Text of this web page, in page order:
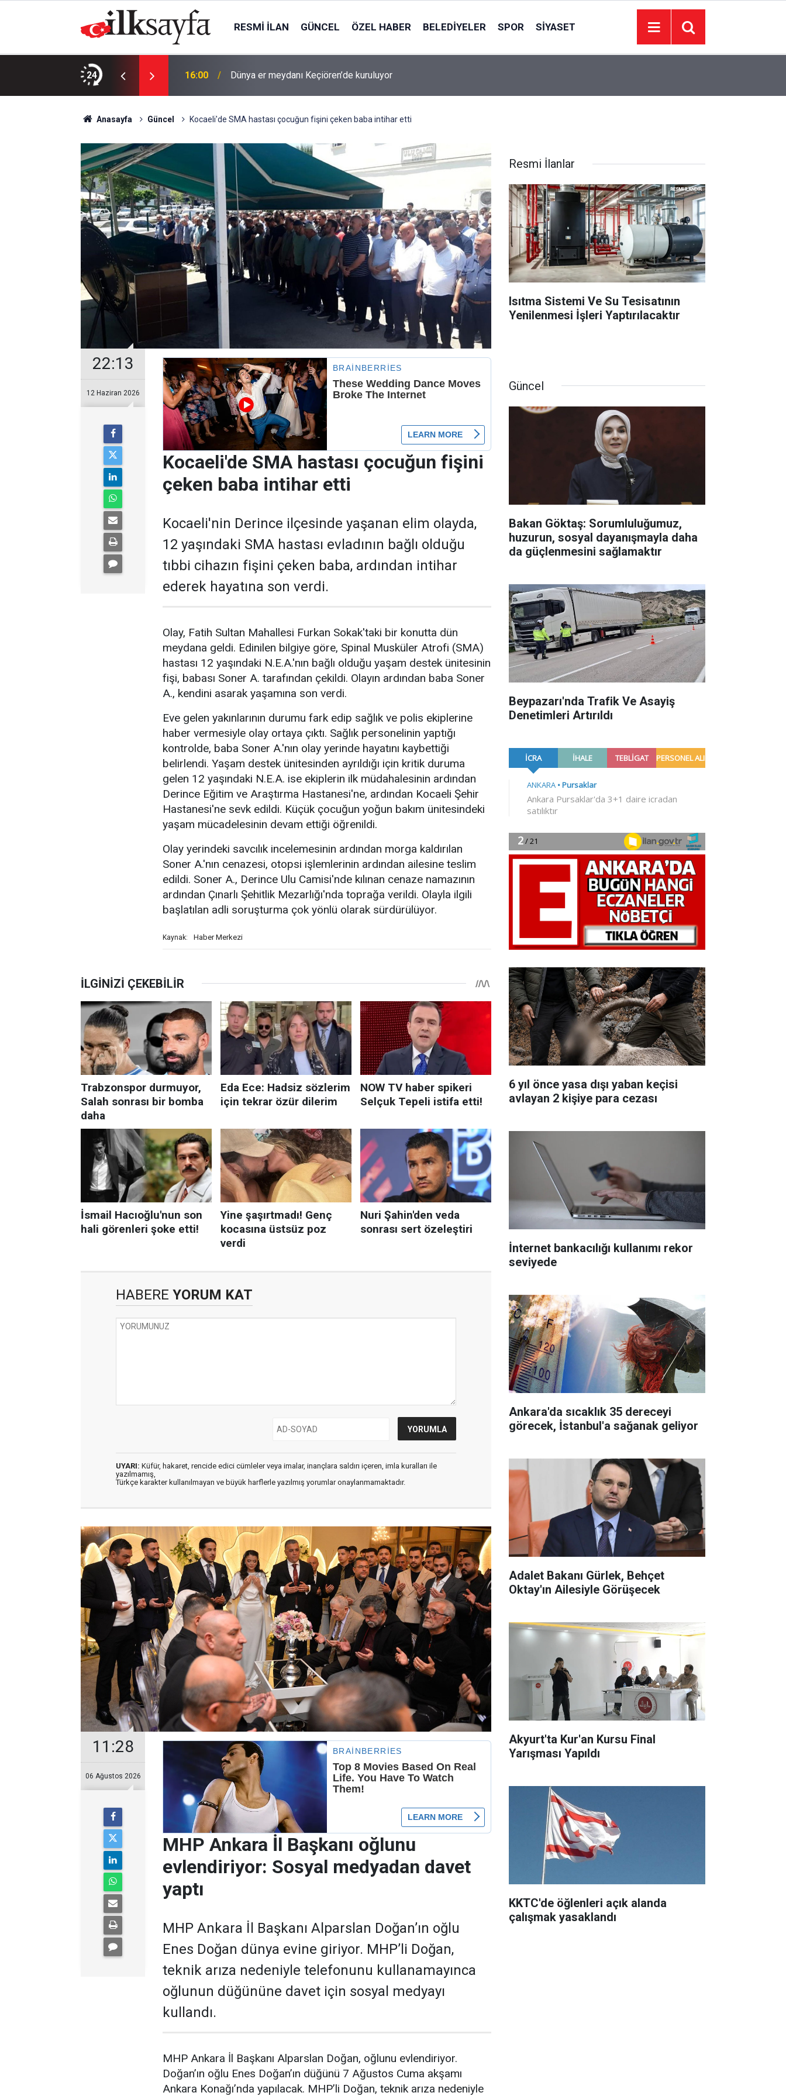
RESMI İLAN GÜNCEL ÖZEL HABER BELEDIYELER SPOR SIYASET
24
Propagandası Yapan Şüpheli Yakalandı 16:00 Dünya er meydanı Keçiören’de kuruluyor
Anasayfa Güncel Kocaeli'de SMA hastası çocuğun fişini çeken baba intihar etti
22:13
12 Haziran 2026
Kocaeli'de SMA hastası çocuğun fişini
çeken baba intihar etti
Kocaeli'nin Derince ilçesinde yaşanan elim olayda,
12 yaşındaki SMA hastası evladının bağlı olduğu
tıbbi cihazın fişini çeken baba, ardından intihar
ederek hayatına son verdi.
Olay, Fatih Sultan Mahallesi Furkan Sokak'taki bir konutta dün
meydana geldi. Edinilen bilgiye göre, Spinal Musküler Atrofi (SMA)
hastası 12 yaşındaki N.E.A.'nın bağlı olduğu yaşam destek ünitesinin
fişi, babası Soner A. tarafından çekildi. Olayın ardından baba Soner
A., kendini asarak yaşamına son verdi.
Eve gelen yakınlarının durumu fark edip sağlık ve polis ekiplerine
haber vermesiyle olay ortaya çıktı. Sağlık personelinin yaptığı
kontrolde, baba Soner A.'nın olay yerinde hayatını kaybettiği
belirlendi. Yaşam destek ünitesinden ayrıldığı için kritik duruma
gelen 12 yaşındaki N.E.A. ise ekiplerin ilk müdahalesinin ardından
Derince Eğitim ve Araştırma Hastanesi'ne, ardından Kocaeli Şehir
Hastanesi'ne sevk edildi. Küçük çocuğun yoğun bakım ünitesindeki
yaşam mücadelesinin devam ettiği öğrenildi.
Olay yerindeki savcılık incelemesinin ardından morga kaldırılan
Soner A.'nın cenazesi, otopsi işlemlerinin ardından ailesine teslim
edildi. Soner A., Derince Ulu Camisi'nde kılınan cenaze namazının
ardından Çınarlı Şehitlik Mezarlığı'nda toprağa verildi. Olayla ilgili
başlatılan adli soruşturma çok yönlü olarak sürdürülüyor.
Kaynak: Haber Merkezi
HABERE YORUM KAT
UYARI: Küfür, hakaret, rencide edici cümleler veya imalar, inançlara saldırı içeren, imla kuralları ile
yazılmamış,
Türkçe karakter kullanılmayan ve büyük harflerle yazılmış yorumlar onaylanmamaktadır.
11:28
06 Ağustos 2026
MHP Ankara İl Başkanı oğlunu
evlendiriyor: Sosyal medyadan davet
yaptı
MHP Ankara İl Başkanı Alparslan Doğan’ın oğlu
Enes Doğan dünya evine giriyor. MHP’li Doğan,
teknik arıza nedeniyle telefonunu kullanamayınca
oğlunun düğününe davet için sosyal medyayı
kullandı.
MHP Ankara İl Başkanı Alparslan Doğan, oğlunu evlendiriyor.
Doğan’ın oğlu Enes Doğan’ın düğünü 7 Ağustos Cuma akşamı
Ankara Konağı’nda yapılacak. MHP’li Doğan, teknik arıza nedeniyle
Resmi İlanlar
Isıtma Sistemi Ve Su Tesisatının
Yenilenmesi İşleri Yaptırılacaktır
Güncel
Bakan Göktaş: Sorumluluğumuz,
huzurun, sosyal dayanışmayla daha
da güçlenmesini sağlamaktır
Beypazarı'nda Trafik Ve Asayiş
Denetimleri Artırıldı
6 yıl önce yasa dışı yaban keçisi
avlayan 2 kişiye para cezası
İnternet bankacılığı kullanımı rekor
seviyede
Ankara'da sıcaklık 35 dereceyi
görecek, İstanbul'a sağanak geliyor
Adalet Bakanı Gürlek, Behçet
Oktay'ın Ailesiyle Görüşecek
Akyurt'ta Kur'an Kursu Final
Yarışması Yapıldı
KKTC'de öğlenleri açık alanda
çalışmak yasaklandı